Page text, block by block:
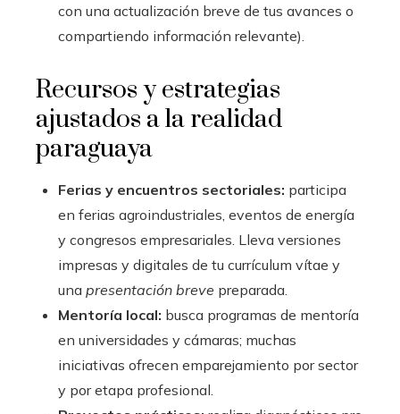
con una actualización breve de tus avances o
compartiendo información relevante).
Recursos y estrategias
ajustados a la realidad
paraguaya
Ferias y encuentros sectoriales: participa
en ferias agroindustriales, eventos de energía
y congresos empresariales. Lleva versiones
impresas y digitales de tu currículum vítae y
una presentación breve preparada.
Mentoría local: busca programas de mentoría
en universidades y cámaras; muchas
iniciativas ofrecen emparejamiento por sector
y por etapa profesional.